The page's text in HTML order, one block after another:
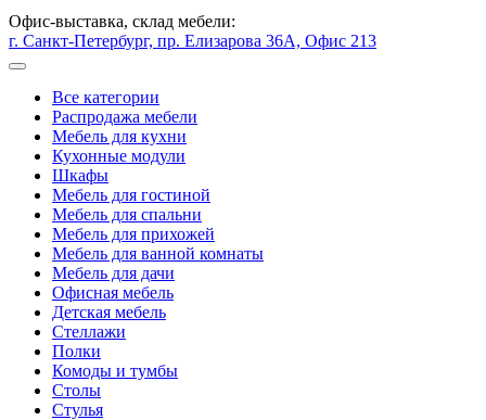
Офис-выставка, склад мебели:
г. Санкт-Петербург, пр. Елизарова 36А, Офис 213
Все категории
Распродажа мебели
Мебель для кухни
Кухонные модули
Шкафы
Мебель для гостиной
Мебель для спальни
Мебель для прихожей
Мебель для ванной комнаты
Мебель для дачи
Офисная мебель
Детская мебель
Стеллажи
Полки
Комоды и тумбы
Столы
Стулья